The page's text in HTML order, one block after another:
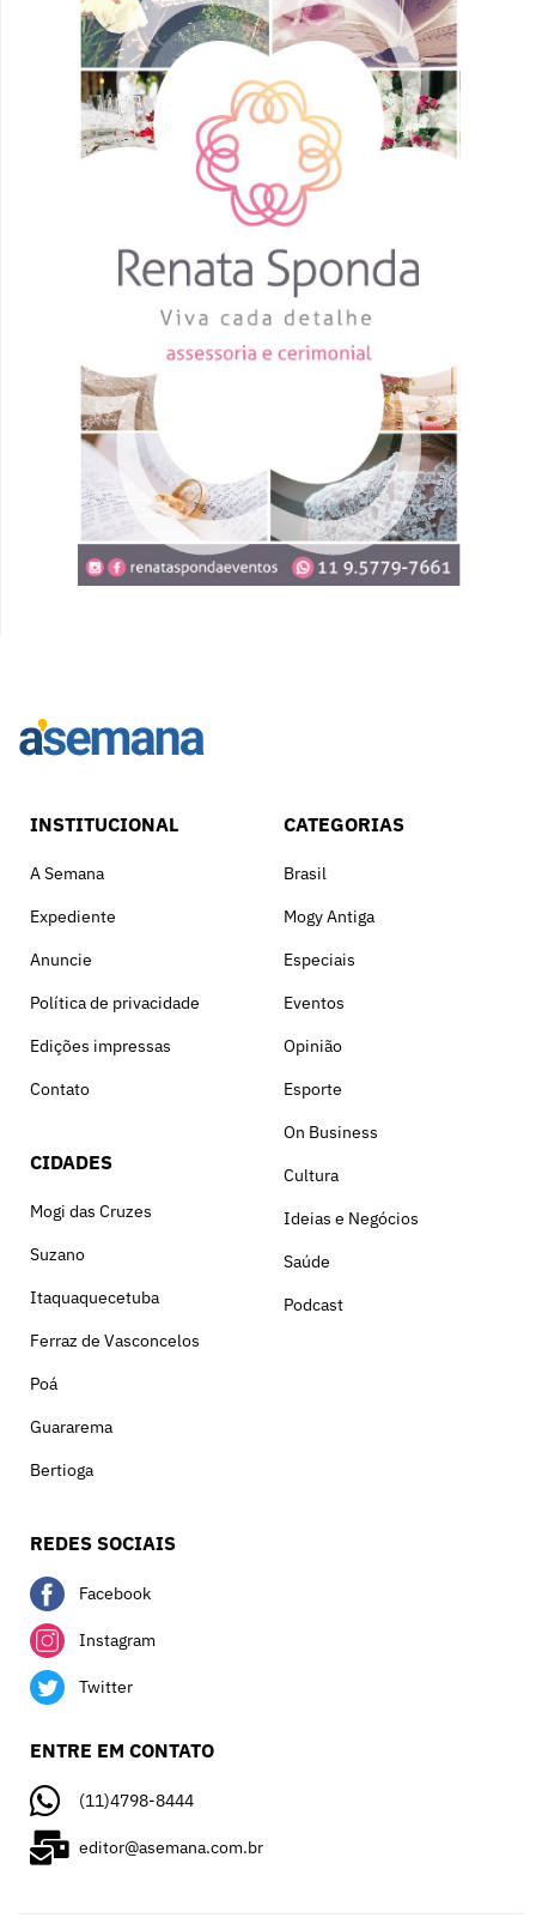
INSTITUCIONAL
A Semana
Expediente
Anuncie
Política de privacidade
Edições impressas
Contato
CIDADES
Mogi das Cruzes
Suzano
Itaquaquecetuba
Ferraz de Vasconcelos
Poá
Guararema
Bertioga
CATEGORIAS
Brasil
Mogy Antiga
Especiais
Eventos
Opinião
Esporte
On Business
Cultura
Ideias e Negócios
Saúde
Podcast
REDES SOCIAIS
Facebook
Instagram
Twitter
ENTRE EM CONTATO
(11)4798-8444
editor@asemana.com.br